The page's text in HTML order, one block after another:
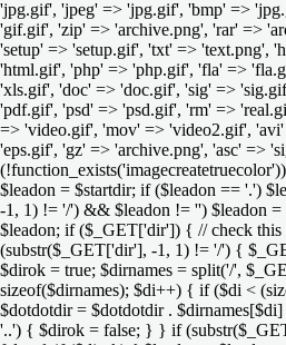
'jpg.gif', 'jpeg' => 'jpg.gif', 'bmp' =>
'gif.gif', 'zip' => 'archive.png', 'rar' =>
'setup' => 'setup.gif', 'txt' => 'text.png',
'html.gif', 'php' => 'php.gif', 'fla' =>
'xls.gif', 'doc' => 'doc.gif', 'sig' =>
'pdf.gif', 'psd' => 'psd.gif', 'rm' =>
=> 'video.gif', 'mov' => 'video2.gif',
'eps.gif', 'gz' => 'archive.png', 'asc' =>
$leadon = $startdir; if ($leadon == '.')
-1, 1) != '/') && $leadon != '') $leadon =
$leadon; if ($_GET['dir']) { // check this
(substr($_GET['dir'], -1, 1) != '/') {
$dirok = true; $dirnames = split('/',
sizeof($dirnames); $di++) { if ($di <
$dotdotdir = $dotdotdir .
'..') { $dirok = false; } } if